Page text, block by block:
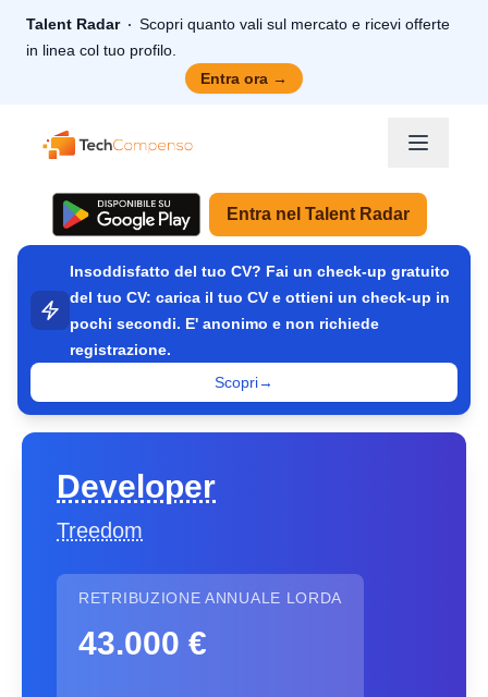
Talent Radar
Scopri quanto vali sul mercato e ricevi offerte
in linea col tuo profilo.
Entra ora →
TechCompenso
Entra nel Talent Radar
Insoddisfatto del tuo CV? Fai un check-up gratuito
del tuo CV: carica il tuo CV e ottieni un check-up in
pochi secondi. E' anonimo e non richiede
registrazione.
Scopri→
Developer
Treedom
RETRIBUZIONE ANNUALE LORDA
43.000 €